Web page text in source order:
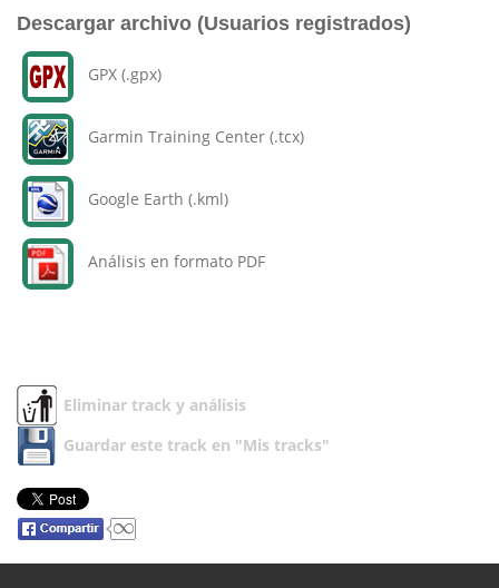
Descargar archivo (Usuarios registrados)
GPX (.gpx)
Garmin Training Center (.tcx)
Google Earth (.kml)
Análisis en formato PDF
Eliminar track y análisis
Guardar este track en "Mis tracks"